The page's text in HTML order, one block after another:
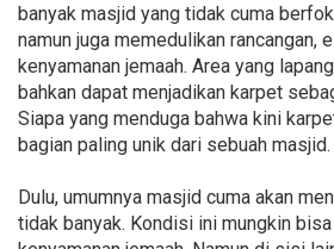
banyak masjid yang tidak cuma
namun juga memedulikan rancangan,
kenyamanan jemaah. Area yang
bahkan dapat menjadikan karpet
Siapa yang menduga bahwa kini
bagian paling unik dari sebuah masjid.
Dulu, umumnya masjid cuma akan
tidak banyak. Kondisi ini mungkin